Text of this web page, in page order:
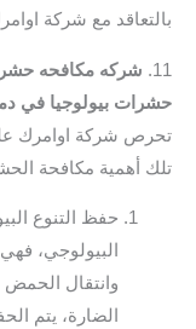
بالتعاقد مع شركة
11.
شركه مكافحه
حشرات بيولوجيا في
تحرص شركة اوامرك
تلك أهمية مكافحة
حفظ التنوع
البيولوجي،
وانتقال الحمض
الضارة، يتم